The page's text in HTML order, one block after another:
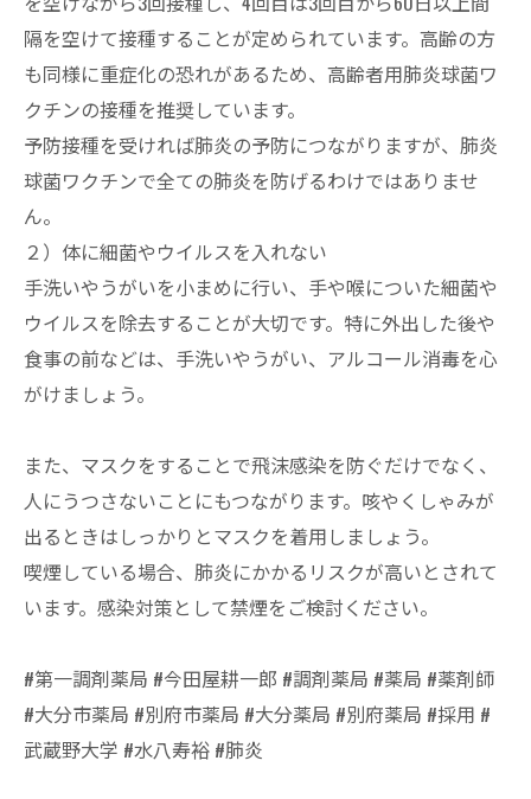
隔を空けて接種することが定められています。高齢の方
も同様に重症化の恐れがあるため、高齢者用肺炎球菌ワ
クチンの接種を推奨しています。
予防接種を受ければ肺炎の予防につながりますが、肺炎
球菌ワクチンで全ての肺炎を防げるわけではありませ
ん。
２）体に細菌やウイルスを入れない
手洗いやうがいを小まめに行い、手や喉についた細菌や
ウイルスを除去することが大切です。特に外出した後や
食事の前などは、手洗いやうがい、アルコール消毒を心
がけましょう。
また、マスクをすることで飛沫感染を防ぐだけでなく、
人にうつさないことにもつながります。咳やくしゃみが
出るときはしっかりとマスクを着用しましょう。
喫煙している場合、肺炎にかかるリスクが高いとされて
います。感染対策として禁煙をご検討ください。
#第一調剤薬局 #今田屋耕一郎 #調剤薬局 #薬局 #薬剤師
#大分市薬局 #別府市薬局 #大分薬局 #別府薬局 #採用 #
武蔵野大学 #水八寿裕 #肺炎